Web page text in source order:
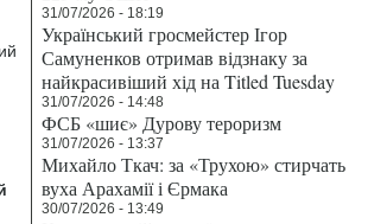
31/07/2026 - 18:19
Український гросмейстер Ігор
Самуненков отримав відзнаку за
найкрасивіший хід на Titled Tuesday
31/07/2026 - 14:48
ФСБ «шиє» Дурову тероризм
31/07/2026 - 13:37
Михайло Ткач: за «Трухою» стирчать
вуха Арахамії і Єрмака
30/07/2026 - 13:49